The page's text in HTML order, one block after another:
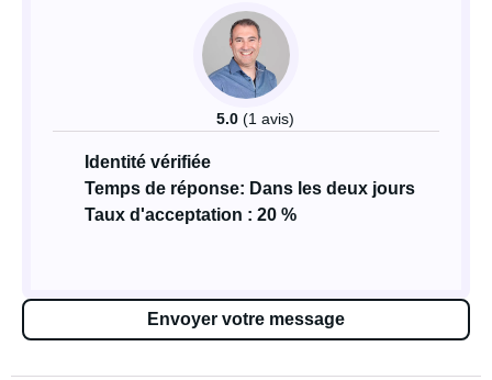
5.0 (1 avis)
Identité vérifiée
Temps de réponse: Dans les deux jours
Taux d'acceptation : 20 %
Envoyer votre message